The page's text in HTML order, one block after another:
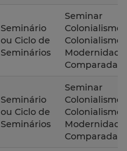
Seminário
ou Ciclo de
Seminários
Seminar
Colonialismo,
Colonialismo
Comparadas
Seminário
ou Ciclo de
Seminários
Seminar
Colonialismo,
Colonialismo
Comparadas